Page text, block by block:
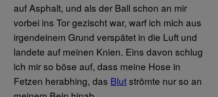
auf Asphalt, und als der Ball schon an mir
vorbei ins Tor gezischt war, warf ich mich aus
irgendeinem Grund verspätet in die Luft und
landete auf meinen Knien. Eins davon schlug
ich mir so böse auf, dass meine Hose in
Fetzen herabhing, das Blutströmte nur so an